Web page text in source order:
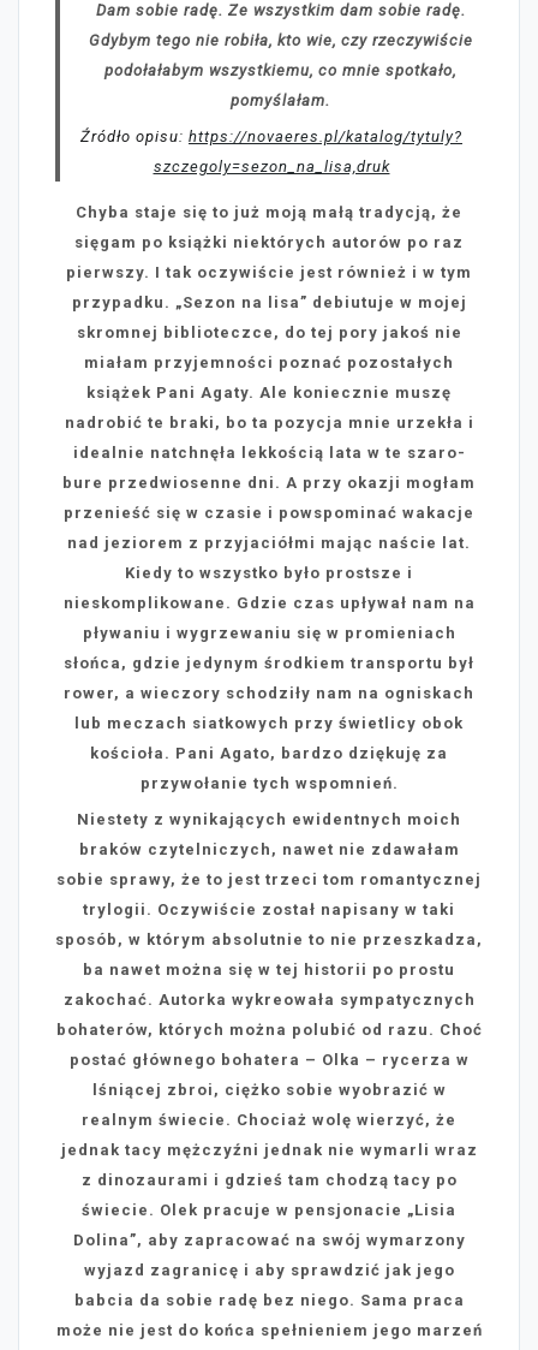
Dam sobie radę. Ze wszystkim dam sobie radę.
Gdybym tego nie robiła, kto wie, czy rzeczywiście
podołałabym wszystkiemu, co mnie spotkało,
pomyślałam.
Źródło opisu: https://novaeres.pl/katalog/tytuly?
szczegoly=sezon_na_lisa,druk
Chyba staje się to już moją małą tradycją, że
sięgam po książki niektórych autorów po raz
pierwszy. I tak oczywiście jest również i w tym
przypadku. „Sezon na lisa” debiutuje w mojej
skromnej biblioteczce, do tej pory jakoś nie
miałam przyjemności poznać pozostałych
książek Pani Agaty. Ale koniecznie muszę
nadrobić te braki, bo ta pozycja mnie urzekła i
idealnie natchnęła lekkością lata w te szaro-
bure przedwiosenne dni. A przy okazji mogłam
przenieść się w czasie i powspominać wakacje
nad jeziorem z przyjaciółmi mając naście lat.
Kiedy to wszystko było prostsze i
nieskomplikowane. Gdzie czas upływał nam na
pływaniu i wygrzewaniu się w promieniach
słońca, gdzie jedynym środkiem transportu był
rower, a wieczory schodziły nam na ogniskach
lub meczach siatkowych przy świetlicy obok
kościoła. Pani Agato, bardzo dziękuję za
przywołanie tych wspomnień.
Niestety z wynikających ewidentnych moich
braków czytelniczych, nawet nie zdawałam
sobie sprawy, że to jest trzeci tom romantycznej
trylogii. Oczywiście został napisany w taki
sposób, w którym absolutnie to nie przeszkadza,
ba nawet można się w tej historii po prostu
zakochać. Autorka wykreowała sympatycznych
bohaterów, których można polubić od razu. Choć
postać głównego bohatera – Olka – rycerza w
lśniącej zbroi, ciężko sobie wyobrazić w
realnym świecie. Chociaż wolę wierzyć, że
jednak tacy mężczyźni jednak nie wymarli wraz
z dinozaurami i gdzieś tam chodzą tacy po
świecie. Olek pracuje w pensjonacie „Lisia
Dolina”, aby zapracować na swój wymarzony
wyjazd zagranicę i aby sprawdzić jak jego
babcia da sobie radę bez niego. Sama praca
może nie jest do końca spełnieniem jego marzeń